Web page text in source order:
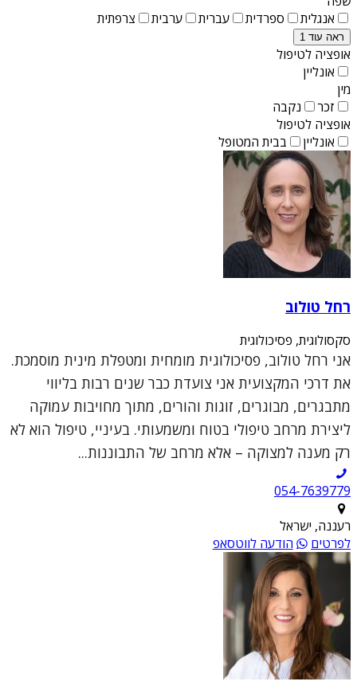
אנגלית
ספרדית עברית ערבית צרפתית
ראה עוד 1
אופציה לטיפול
אונליין
מין
זכר
נקבה
אופציה לטיפול
אונליין
בבית המטופל
רחל טולוב
סקסולוגית, פסיכולוגית
אני רחל טולוב, פסיכולוגית מומחית ומטפלת מינית מוסמכת.
את דרכי המקצועית אני צועדת כבר שנים רבות בליווי
מתבגרים, מבוגרים, זוגות והורים, מתוך מחויבות עמוקה
ליצירת מרחב טיפולי בטוח ומשמעותי. בעיניי, טיפול הוא לא
רק מענה למצוקה – אלא מרחב של התבוננות...
054-7639779
רעננה, ישראל
לפרטים
הודעה לווטסאפ